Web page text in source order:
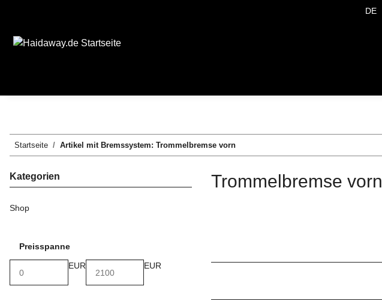
DE
Startseite Artikel mit Bremssystem: Trommelbremse vorn
Trommelbremse vorn
Kategorien
Shop
Preisspanne
EUR
EUR